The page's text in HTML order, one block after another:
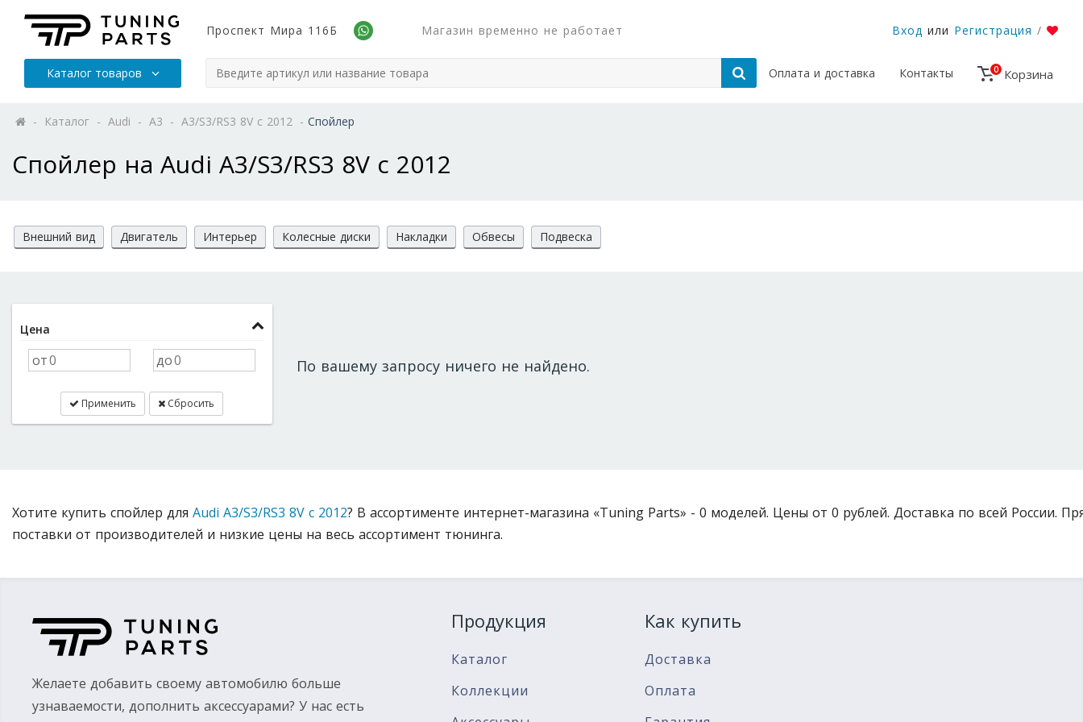
Проспект Мира 116Б Магазин временно не работает Вход или Регистрация /
Каталог товаров Оплата и доставка Контакты 0 Корзина
- Каталог - Audi - A3 - A3/S3/RS3 8V с 2012 - Спойлер
Спойлер на Audi A3/S3/RS3 8V с 2012
Внешний вид Двигатель Интерьер Колесные диски Накладки Обвесы Подвеска
Цена
Применить Сбросить
По вашему запросу ничего не найдено.
Хотите купить спойлер для Audi A3/S3/RS3 8V с 2012? В ассортименте интернет-магазина «Tuning Parts» - 0 моделей. Цены от 0 рублей. Доставка по всей России.
поставки от производителей и низкие цены на весь ассортимент тюнинга.
Желаете добавить своему автомобилю больше
узнаваемости, дополнить аксессуарами? У нас есть
Продукция
Каталог
Коллекции
Как купить
Доставка
Оплата